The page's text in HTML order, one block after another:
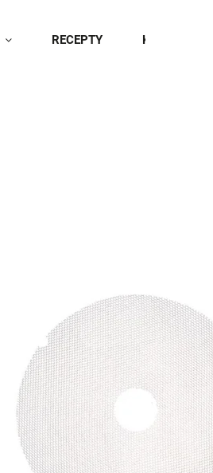
RECEPTY KONTAKT